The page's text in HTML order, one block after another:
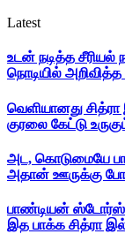
Latest
உடன் நடித்த சீரியல்
நொடியில்
வெளியானது சித்ரா
குரலை கேட்டு
அட, கொடுமையே
அதான் ஊருக்கு
பாண்டியன் ஸ்டோர்ஸ்
இத பாக்க சித்ரா